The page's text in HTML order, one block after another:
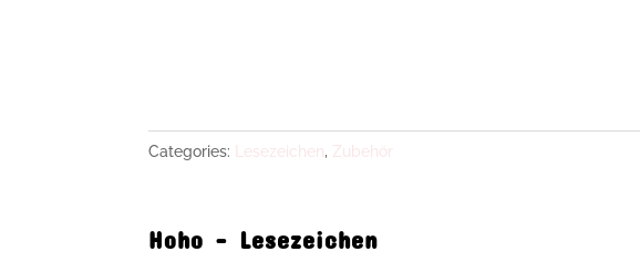
Categories: Lesezeichen, Zubehör
Hoho – Lesezeichen